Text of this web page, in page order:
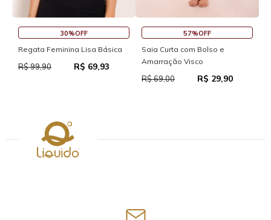
30%OFF
Regata Feminina Lisa Básica
R$ 99,90 R$ 69,93
57%OFF
Saia Curta com Bolso e
Amarração Visco
R$ 69,00 R$ 29,90